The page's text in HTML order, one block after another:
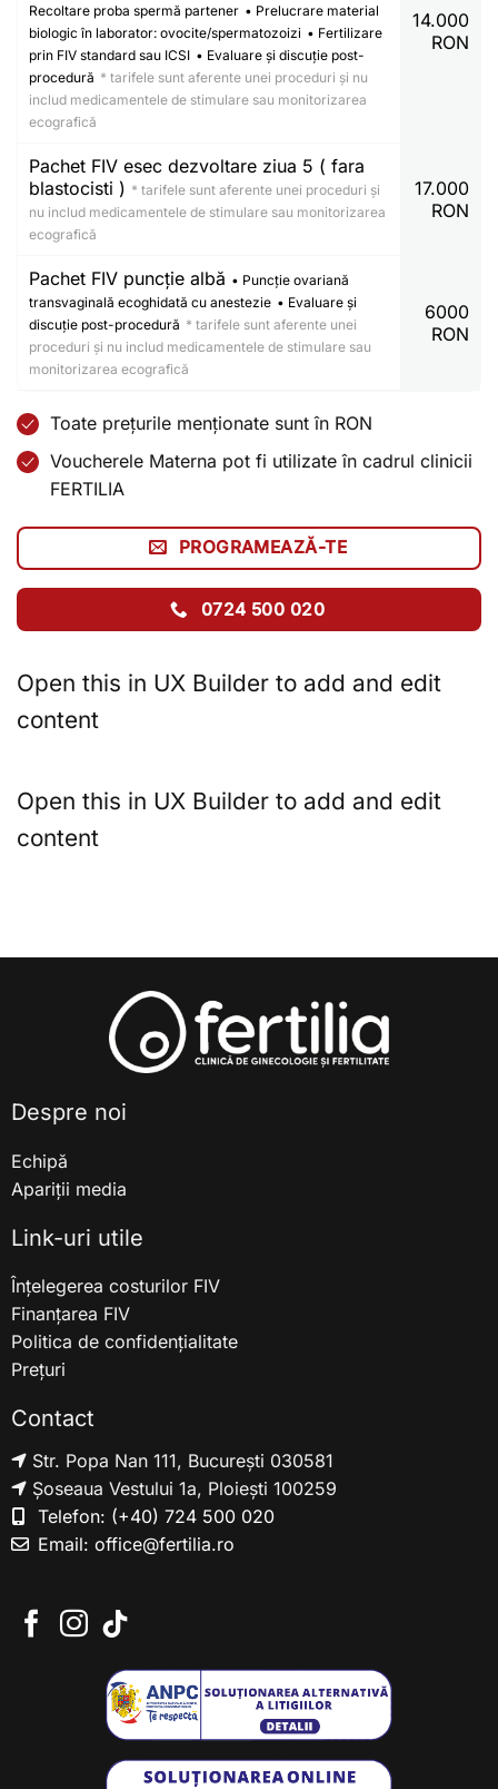
Recoltare proba spermă partener • Prelucrare material
biologic în laborator: ovocite/spermatozoizi • Fertilizare
prin FIV standard sau ICSI • Evaluare și discuție post-
procedură * tarifele sunt aferente unei proceduri și nu
includ medicamentele de stimulare sau monitorizarea
ecografică
14.000
RON
Pachet FIV esec dezvoltare ziua 5 ( fara
blastocisti ) * tarifele sunt aferente unei proceduri și
nu includ medicamentele de stimulare sau monitorizarea
ecografică
17.000
RON
Pachet FIV puncție albă • Puncție ovariană
transvaginală ecoghidată cu anestezie • Evaluare și
discuție post-procedură * tarifele sunt aferente unei
proceduri și nu includ medicamentele de stimulare sau
monitorizarea ecografică
6000
RON
Toate prețurile menționate sunt în RON
Voucherele Materna pot fi utilizate în cadrul clinicii
FERTILIA
PROGRAMEAZĂ-TE
0724 500 020
Open this in UX Builder to add and edit
content
Open this in UX Builder to add and edit
content
Despre noi
Echipă
Apariții media
Link-uri utile
Înțelegerea costurilor FIV
Finanțarea FIV
Politica de confidențialitate
Prețuri
Contact
Str. Popa Nan 111, București 030581
Șoseaua Vestului 1a, Ploiești 100259
Telefon: (+40) 724 500 020
Email: office@fertilia.ro